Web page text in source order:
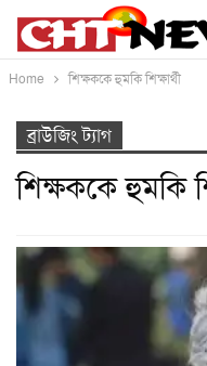
Home শিক্ষককে হুমকি শিক্ষার্থী
ব্রাউজিং ট্যাগ
শিক্ষককে হুমকি